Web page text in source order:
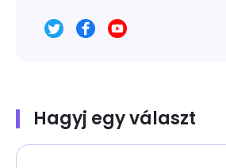
Hagyj egy választ